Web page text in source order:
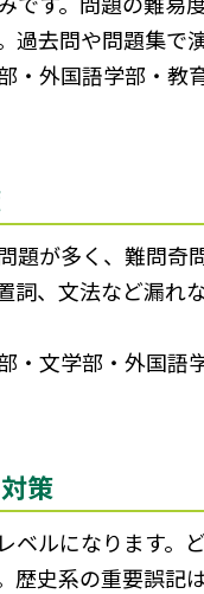
過去問や問題集で
・外国語学部・教
題が多く、難問
詞、文法など漏れ
・文学部・外国語
策
ベルになります
歴史系の重要誤